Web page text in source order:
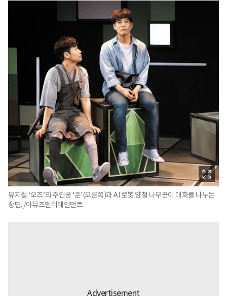
뮤지컬 ‘오즈’의 주인공 ‘준’(오른쪽)과 AI 로봇 양철 나무꾼이 대화를 나누는
장면. /아뮤즈엔터테인먼트